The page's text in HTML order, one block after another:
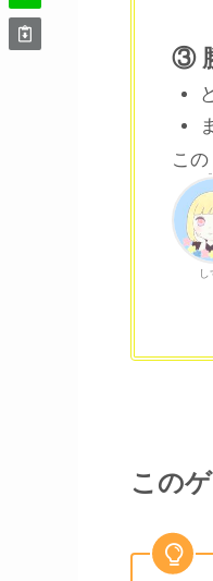
③
この
し
この